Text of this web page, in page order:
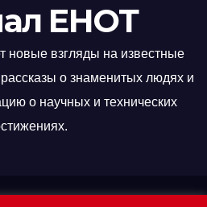
ЕНОТ
новые взгляды на известные
о знаменитых людях и
о научных и технических